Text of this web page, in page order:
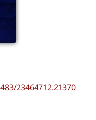
23464712.21370